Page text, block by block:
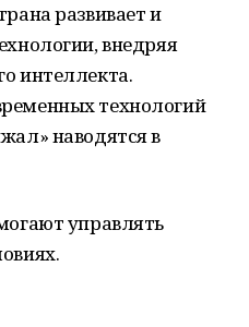
развивает и
внедряя
интеллекта.
технологий
наводятся в
управлять